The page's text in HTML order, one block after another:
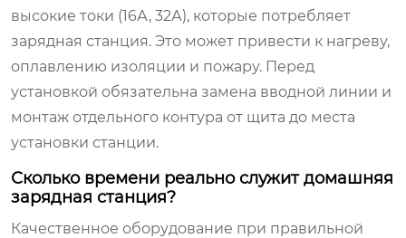
высокие токи (16А, 32А), которые потребляет
зарядная станция. Это может привести к нагреву,
оплавлению изоляции и пожару. Перед
установкой обязательна замена вводной линии и
монтаж отдельного контура от щита до места
установки станции.
Сколько времени реально служит домашняя
зарядная станция?
Качественное оборудование при правильной